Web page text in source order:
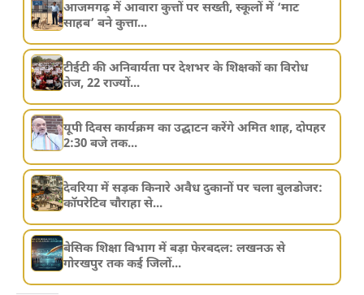
आजमगढ़ में आवारा कुत्तों पर सख्ती, स्कूलों में ‘माट
साहब’ बने कुत्ता...
टीईटी की अनिवार्यता पर देशभर के शिक्षकों का विरोध
तेज, 22 राज्यों...
यूपी दिवस कार्यक्रम का उद्घाटन करेंगे अमित शाह, दोपहर
2:30 बजे तक...
देवरिया में सड़क किनारे अवैध दुकानों पर चला बुलडोजर:
कॉपरेटिव चौराहा से...
बेसिक शिक्षा विभाग में बड़ा फेरबदल: लखनऊ से
गोरखपुर तक कई जिलों...